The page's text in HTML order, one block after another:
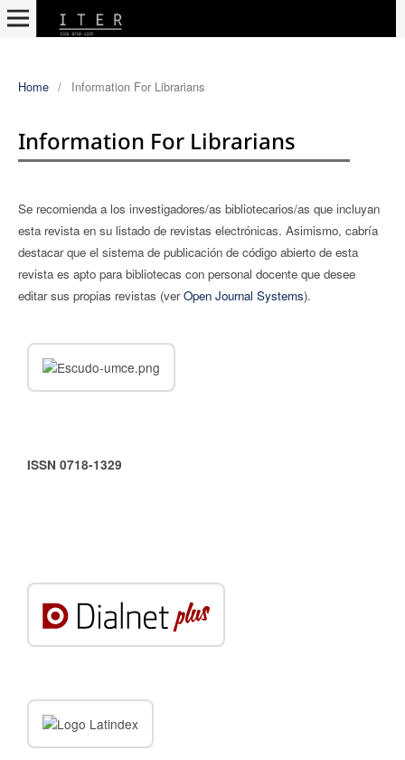
Home / Information For Librarians
Information For Librarians
Se recomienda a los investigadores/as bibliotecarios/as que incluyan
esta revista en su listado de revistas electrónicas. Asimismo, cabría
destacar que el sistema de publicación de código abierto de esta
revista es apto para bibliotecas con personal docente que desee
editar sus propias revistas (verOpen Journal Systems).
ISSN 0718-1329